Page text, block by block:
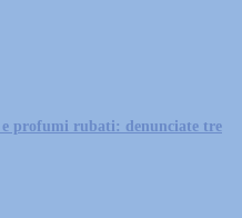
e profumi rubati: denunciate tre